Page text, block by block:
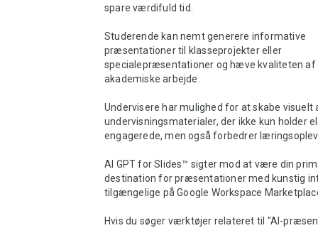
spare værdifuld tid.
Studerende kan nemt generere informative
præsentationer til klasseprojekter eller
specialepræsentationer og hæve kvaliteten af
akademiske arbejde.
Undervisere har mulighed for at skabe visuelt
undervisningsmaterialer, der ikke kun holder
engagerede, men også forbedrer
AI GPT for Slides™ sigter mod at være din
destination for præsentationer med kunstig
tilgængelige på Google Workspace
Hvis du søger værktøjer relateret til "AI-